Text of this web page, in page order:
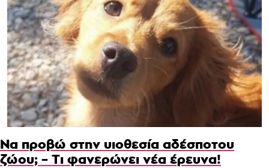
Να προβώ στην υιοθεσία αδέσποτου
ζώου; – Τι φανερώνει νέα έρευνα!